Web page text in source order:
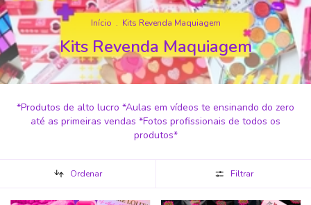
Início . Kits Revenda Maquiagem
Kits Revenda Maquiagem
*Produtos de alto lucro *Aulas em vídeos te ensinando do zero
até as primeiras vendas *Fotos profissionais de todos os
produtos*
Ordenar Filtrar